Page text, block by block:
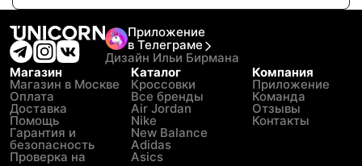
Приложение
в Телеграме
Дизайн Ильи Бирмана
Магазин
Магазин в Москве
Оплата
Доставка
Помощь
Гарантия и
безопасность
Проверка на
Каталог
Кроссовки
Все бренды
Air Jordan
Nike
New Balance
Adidas
Asics
Компания
Приложение
Команда
Отзывы
Контакты